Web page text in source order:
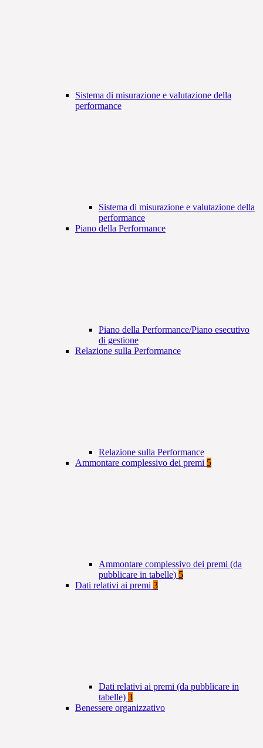
Sistema di misurazione e valutazione della
performance
Sistema di misurazione e valutazione della
performance
Piano della Performance
Piano della Performance/Piano esecutivo
di gestione
Relazione sulla Performance
Relazione sulla Performance
Ammontare complessivo dei premi 5
Ammontare complessivo dei premi (da
pubblicare in tabelle) 5
Dati relativi ai premi 3
Dati relativi ai premi (da pubblicare in
tabelle) 3
Benessere organizzativo